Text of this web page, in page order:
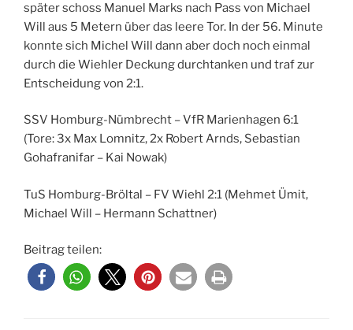
später schoss Manuel Marks nach Pass von Michael
Will aus 5 Metern über das leere Tor. In der 56. Minute
konnte sich Michel Will dann aber doch noch einmal
durch die Wiehler Deckung durchtanken und traf zur
Entscheidung von 2:1.
SSV Homburg-Nümbrecht – VfR Marienhagen 6:1
(Tore: 3x Max Lomnitz, 2x Robert Arnds, Sebastian
Gohafranifar – Kai Nowak)
TuS Homburg-Bröltal – FV Wiehl 2:1 (Mehmet Ümit,
Michael Will – Hermann Schattner)
Beitrag teilen: